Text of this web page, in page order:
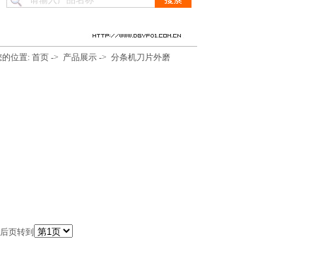
的位置: 首页-> 产品展示-> 分条机刀片外磨
页转到